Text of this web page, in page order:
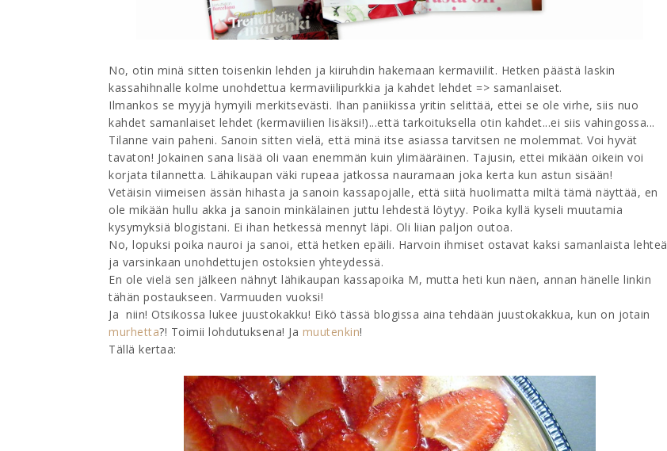
No, otin minä sitten toisenkin lehden ja kiiruhdin hakemaan kermaviilit. Hetken päästä laskin
kassahihnalle kolme unohdettua kermaviilipurkkia ja kahdet lehdet => samanlaiset.
Ilmankos se myyjä hymyili merkitsevästi. Ihan paniikissa yritin selittää, ettei se ole virhe, siis nuo
kahdet samanlaiset lehdet (kermaviilien lisäksi!)...että tarkoituksella otin kahdet...ei siis vahingossa...
Tilanne vain paheni. Sanoin sitten vielä, että minä itse asiassa tarvitsen ne molemmat. Voi hyvät
tavaton! Jokainen sana lisää oli vaan enemmän kuin ylimääräinen. Tajusin, ettei mikään oikein voi
korjata tilannetta. Lähikaupan väki rupeaa jatkossa nauramaan joka kerta kun astun sisään!
Vetäisin viimeisen ässän hihasta ja sanoin kassapojalle, että siitä huolimatta miltä tämä näyttää, en
ole mikään hullu akka ja sanoin minkälainen juttu lehdestä löytyy. Poika kyllä kyseli muutamia
kysymyksiä blogistani. Ei ihan hetkessä mennyt läpi. Oli liian paljon outoa.
No, lopuksi poika nauroi ja sanoi, että hetken epäili. Harvoin ihmiset ostavat kaksi samanlaista lehteä
ja varsinkaan unohdettujen ostoksien yhteydessä.
En ole vielä sen jälkeen nähnyt lähikaupan kassapoika M, mutta heti kun näen, annan hänelle linkin
tähän postaukseen. Varmuuden vuoksi!
Ja niin! Otsikossa lukee juustokakku! Eikö tässä blogissa aina tehdään juustokakkua, kun on jotain
murhetta?! Toimii lohdutuksena! Ja muutenkin!
Tällä kertaa: